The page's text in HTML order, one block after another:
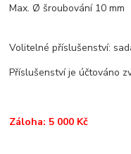
Max. Ø šroubování 10 mm
Volitelné příslušenství:
Příslušenství je účtováno
Záloha: 5 000 Kč